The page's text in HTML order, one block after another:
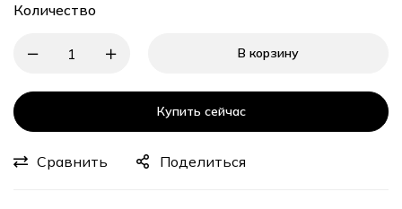
Количество
В корзину
Купить сейчас
Сравнить Поделиться